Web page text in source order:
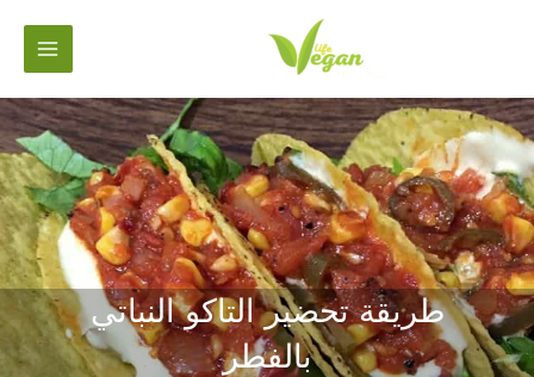
طريقة تحضير التاكو النباتي
بالفطر